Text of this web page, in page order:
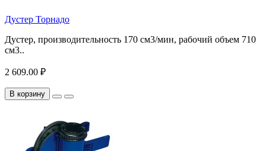
Дустер Торнадо
Дустер, производительность 170 см3/мин, рабочий объем 710
см3..
2 609.00 ₽
В корзину